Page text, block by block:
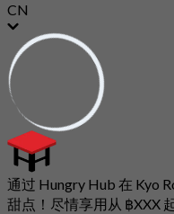
CN
通过 Hungry Hub 在 Kyo
甜点！尽情享用从 ฿XXX